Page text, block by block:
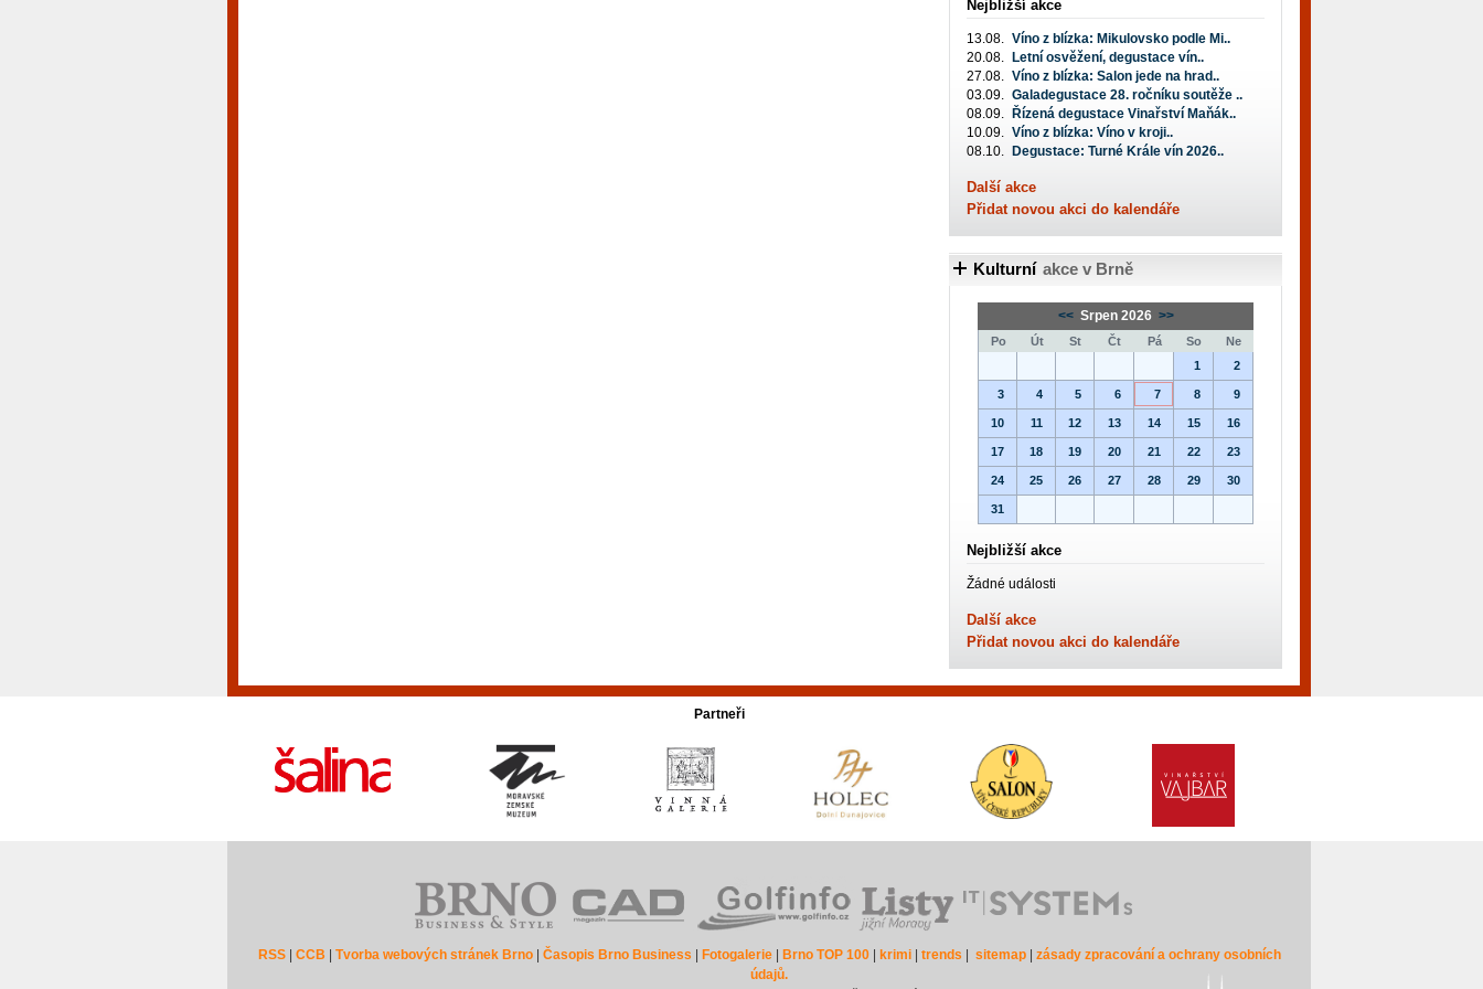
Nejbližší akce
13.08. Víno z blízka: Mikulovsko podle Mi..
20.08.
Letní osvěžení, degustace vín..
27.08. Víno z blízka: Salon jede na hrad..
03.09. Galadegustace 28. ročníku soutěže ..
08.09.
Řízená degustace Vinařství Maňák..
10.09. Víno z blízka: Víno v kroji..
08.10.
Degustace: Turné Krále vín 2026..
Další akce
Přidat novou akci do kalendáře
Kulturní akce v Brně
<< Srpen 2026 >>
Po Út St Čt Pá So
Ne
1
2
3 4 5 6 7 8 9
10 11 12 13 14 15 16
17 18 19 20 21 22 23
24 25 26 27 28 29 30
31
Nejbližší akce
Žádné události
Další akce
Přidat novou akci do kalendáře
Partneři
RSS| CCB Tvorba webových stránek Brno| Časopis Brno Business Fotogalerie| Brno TOP 100| krimi| trends sitemap| zásady zpracování a ochrany osobních
údajů.